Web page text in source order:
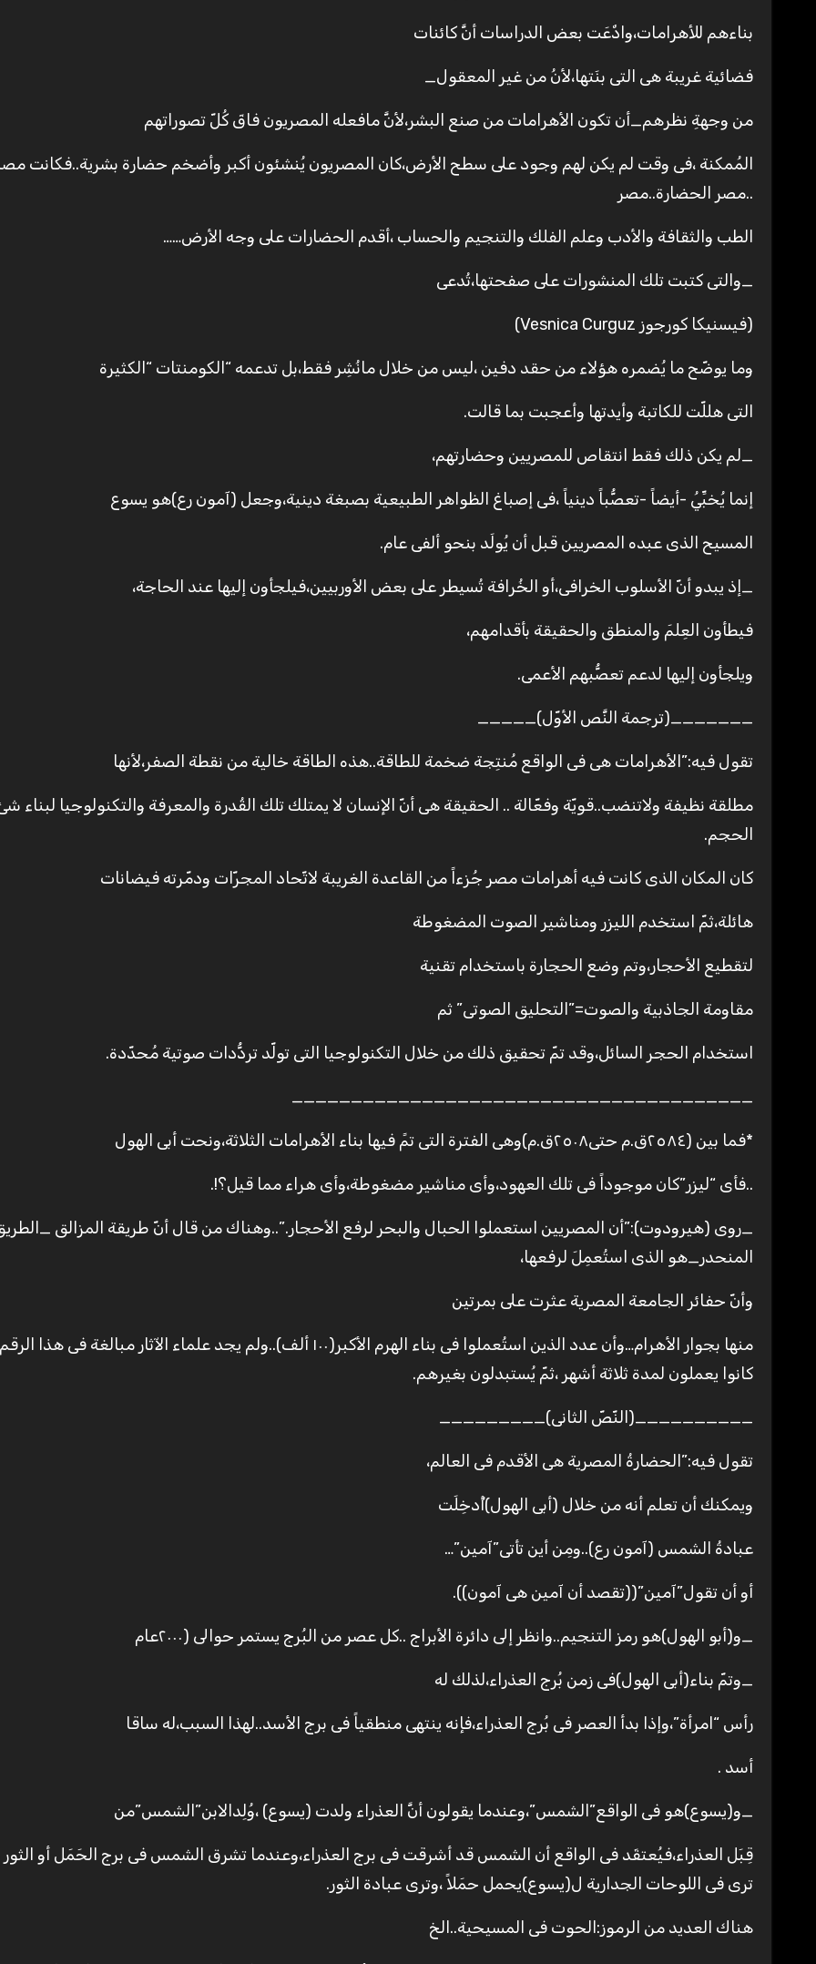
بناءهم للأهرامات،وادٌعَت بعض الدراسات أنَّ كائنات
فضائية غريبة هى التى بنَتها،لأنُ من غير المعقول_
من وجهةِ نظرهم_أن تكون الأهرامات من صنع البشر،لأنَّ مافعله المصريون فاقَ كُلّ تصوراتهم
المُمكنة ،فى وقت لم يكن لهم وجود على سطح الأرض،كان المصريون يُنشئون أكبر وأضخم حضارة بشرية..فكانت
..مصر الحضارة..مصر
الطب والثقافة والأدب وعلم الفلك والتنجيم والحساب ،أقدم الحضارات على وجه الأرض……
_والتى كتبت تلك المنشورات على صفحتها،تُدعى
(فيسنيكا كورجوز Vesnica Curguz)
وما يوضّح ما يُضمره هؤلاء من حقد دفين ،ليس من خلال مانُشِر فقط،بل تدعمه “الكومنتات “الكثيرة
التى هللّت للكاتبة وأيدتها وأعجبت بما قالت.
_لم يكن ذلك فقط انتقاص للمصريين وحضارتهم،
إنما يُخبِّيُ -أيضاً -تعصُّباً دينياً ،فى إصباغ الظواهر الطبيعية بصبغة دينية،وجعل (آمون رع)هو يسوع
المسيح الذى عبده المصريين قبل أن يُولَد بنحو ألفى عام.
_إذ يبدو أنّ الأسلوب الخرافى،أو الخُرافة تُسيطر على بعض الأوربيين،فيلجأون إليها عند الحاجة،
فيطأون العِلمَ والمنطق والحقيقة بأقدامهم،
ويلجأون إليها لدعم تعصُّبهم الأعمى.
_______(ترجمة النَّص الأوّل)_____
تقول فيه:”الأهرامات هى فى الواقع مُنتِجة ضخمة للطاقة..هذه الطاقة خالية من نقطة الصفر،لأنها
مطلقة نظيفة ولاتنضب..قويّة وفعّالة .. الحقيقة هى أنّ الإنسان لا يمتلك تلك القُدرة والمعرفة والتكنولوجيا لبناء شئ
الحجم.
كان المكان الذى كانت فيه أهرامات مصر جُزءاً من القاعدة الغريبة لاتّحاد المجرّات ودمّرته فيضانات
هائلة،ثمّ استخدم الليزر ومناشير الصوت المضغوطة
لتقطيع الأحجار،وتم وضع الحجارة باستخدام تقنية
مقاومة الجاذبية والصوت=”التحليق الصوتى” ثم
استخدام الحجر السائل،وقد تمّ تحقيق ذلك من خلال التكنولوجيا التى تولّد تردُّدات صوتية مُحدّدة.
_______________________________________
*فما بين (٢٥٨٤ق.م حتى٢٥٠٨ق.م)وهى الفترة التى تمً فيها بناء الأهرامات الثلاثة،ونحت أبى الهول
..فأى “ليزر”كان موجوداً فى تلك العهود،وأى مناشير مضغوطة،وأى هراء مما قيل؟!.
_روى (هيرودوت):”أن المصريين استعملوا الحبال والبحر لرفع الأحجار.”..وهناك من قال أنّ طريقة المزالق
المنحدر_هو الذى استُعمِلَ لرفعها،
وأنّ حفائر الجامعة المصرية عثرت على بمرتين
منها بجوار الأهرام…وأن عدد الذين استُعملوا فى بناء الهرم الأكبر(١٠٠ ألف)..ولم يجد علماء الآثار مبالغة فى
كانوا يعملون لمدة ثلاثة أشهر ،ثمّ يُستبدلون بغيرهم.
__________(النّصّ الثانى)_________
تقول فيه:”الحضارةُ المصرية هى الأقدم فى العالم،
ويمكنك أن تعلم أنه من خلال (أبى الهول)أُدخِلَت
عبادةُ الشمس (آمون رع)..ومِن أين تأتى”آمين”…
أو أن تقول”آمين”((تقصد أن آمين هى آمون)).
_و(أبو الهول)هو رمز التنجيم..وانظر إلى دائرة الأبراج ..كل عصر من البُرج يستمر حوالى (٢٠٠٠عام
_وتمّ بناء(أبى الهول)فى زمن بُرج العذراء،لذلك له
رأس “امرأة”،وإذا بدأ العصر فى بُرج العذراء،فإنه ينتهى منطقياً فى برج الأسد..لهذا السبب،له ساقا
أسد .
_و(يسوع)هو فى الواقع”الشمس”،وعندما يقولون أنَّ العذراء ولدت (يسوع) ،وُلِدالابن”الشمس”من
قِبَل العذراء،فيُعتقَد فى الواقع أن الشمس قد أشرقت فى برج العذراء،وعندما تشرق الشمس فى برج الحَمَل أو الثور
ترى فى اللوحات الجدارية ل(يسوع)يحمل حمَلاً ،وترى عبادة الثور.
هناك العديد من الرموز:الحوت فى المسيحية..الخ